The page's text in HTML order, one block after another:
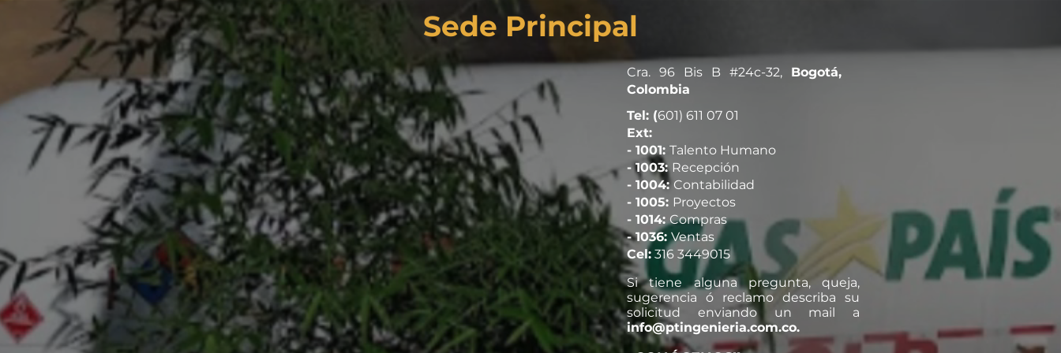
Sede Principal
Cra. 96 Bis B #24c-32, Bogotá,
Colombia
Tel: (601) 611 07 01
Ext:
- 1001: Talento Humano
- 1003: Recepción
- 1004: Contabilidad
- 1005: Proyectos
- 1014:Compras
- 1036: Ventas
Cel: 316 3449015
Si tiene alguna pregunta, queja,
sugerencia ó reclamo describa su
solicitud enviando un mail a
info@ptingenieria.com.co.